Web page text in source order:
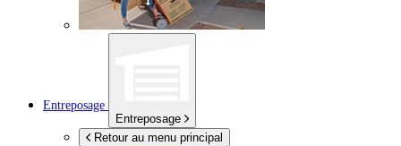
Entreposage
Entreposage
Retour au menu principal